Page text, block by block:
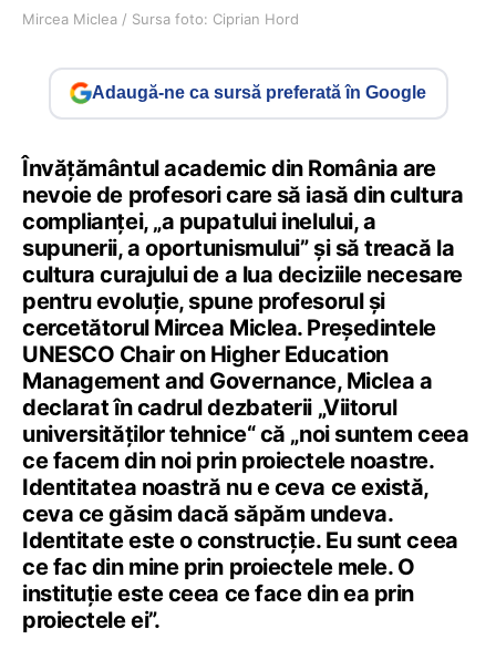
Mircea Miclea / Sursa foto: Ciprian Hord
Adaugă-ne ca sursă preferată în Google
Învățământul academic din România are
nevoie de profesori care să iasă din cultura
complianței, „a pupatului inelului, a
supunerii, a oportunismului” și să treacă la
cultura curajului de a lua deciziile necesare
pentru evoluție, spune profesorul și
cercetătorul Mircea Miclea. Președintele
UNESCO Chair on Higher Education
Management and Governance, Miclea a
declarat în cadrul dezbaterii „Viitorul
universităților tehnice“ că „noi suntem ceea
ce facem din noi prin proiectele noastre.
Identitatea noastră nu e ceva ce există,
ceva ce găsim dacă săpăm undeva.
Identitate este o construcție. Eu sunt ceea
ce fac din mine prin proiectele mele. O
instituție este ceea ce face din ea prin
proiectele ei”.